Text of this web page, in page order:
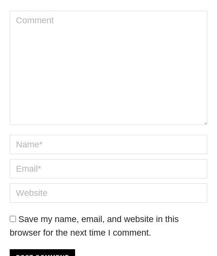
Comment
Name *
Email *
Website
Save my name, email, and website in this
browser for the next time I comment.